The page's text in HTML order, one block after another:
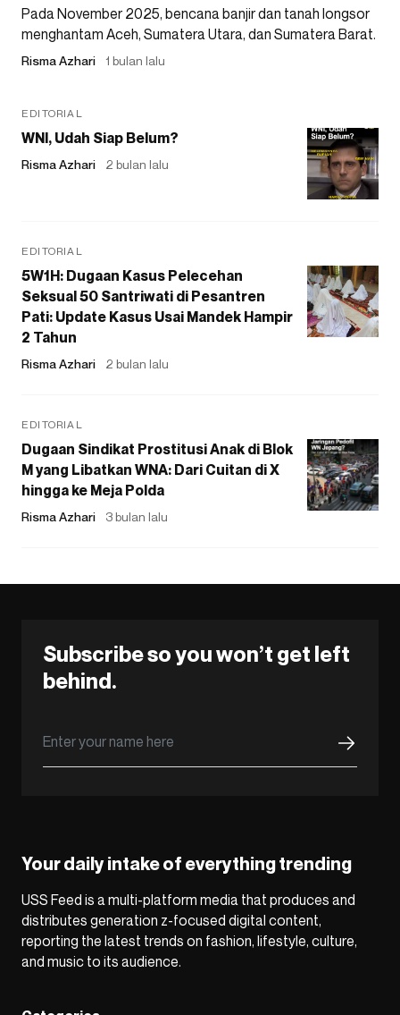
Pada November 2025, bencana banjir dan tanah longsor
menghantam Aceh, Sumatera Utara, dan Sumatera Barat.
Risma Azhari 1 bulan lalu
EDITORIAL
WNI, Udah Siap Belum?
Risma Azhari 2 bulan lalu
EDITORIAL
5W1H: Dugaan Kasus Pelecehan
Seksual 50 Santriwati di Pesantren
Pati: Update Kasus Usai Mandek Hampir
2 Tahun
Risma Azhari 2 bulan lalu
EDITORIAL
Dugaan Sindikat Prostitusi Anak di Blok
M yang Libatkan WNA: Dari Cuitan di X
hingga ke Meja Polda
Risma Azhari 3 bulan lalu
Subscribe so you won’t get left
behind.
Your daily intake of everything trending
USS Feed is a multi-platform media that produces and
distributes generation z-focused digital content,
reporting the latest trends on fashion, lifestyle, culture,
and music to its audience.